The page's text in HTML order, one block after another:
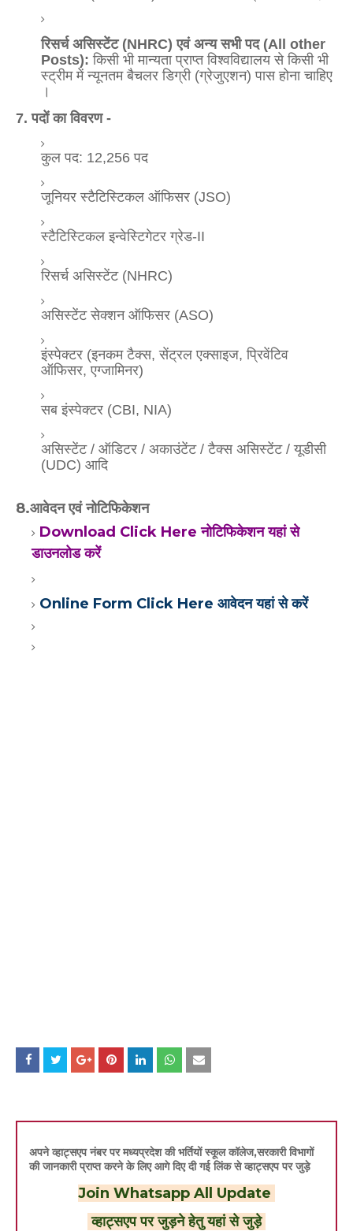
रिसर्च असिस्टेंट (NHRC) एवं अन्य सभी पद (All other
Posts): किसी भी मान्यता प्राप्त विश्वविद्यालय से किसी भी
स्ट्रीम में न्यूनतम बैचलर डिग्री (ग्रेजुएशन) पास होना चाहिए
।
7. पदों का विवरण -
कुल पद: 12,256 पद
जूनियर स्टैटिस्टिकल ऑफिसर (JSO)
स्टैटिस्टिकल इन्वेस्टिगेटर ग्रेड-II
रिसर्च असिस्टेंट (NHRC)
असिस्टेंट सेक्शन ऑफिसर (ASO)
इंस्पेक्टर (इनकम टैक्स, सेंट्रल एक्साइज, प्रिवेंटिव
ऑफिसर, एग्जामिनर)
सब इंस्पेक्टर (CBI, NIA)
असिस्टेंट / ऑडिटर / अकाउंटेंट / टैक्स असिस्टेंट / यूडीसी
(UDC) आदि
8.आवेदन एवं नोटिफिकेशन
Download Click Here नोटिफिकेशन यहां से
डाउनलोड करें
Online Form Click Here आवेदन यहां से करें
अपने व्हाट्सएप नंबर पर मध्यप्रदेश की भर्तियों स्कूल कॉलेज,सरकारी विभागों
की जानकारी प्राप्त करने के लिए आगे दिए दी गई लिंक से व्हाट्सएप पर जुड़े
Join Whatsapp All Update
व्हाट्सएप पर जुड़ने हेतु यहां से जुड़े